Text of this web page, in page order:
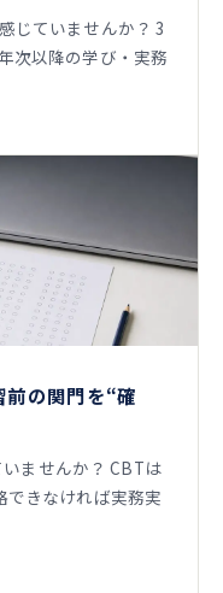
じていませんか？ 3
次以降の学び・実務
前の関門を“確
ませんか？ CBTは
きなければ実務実